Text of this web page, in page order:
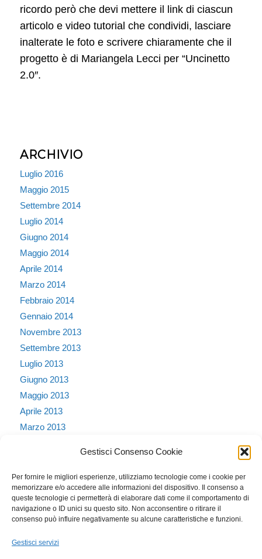
Gestisci Consenso Cookie
Per fornire le migliori esperienze, utilizziamo tecnologie come i cookie per
memorizzare e/o accedere alle informazioni del dispositivo. Il consenso a
queste tecnologie ci permetterà di elaborare dati come il comportamento di
navigazione o ID unici su questo sito. Non acconsentire o ritirare il
consenso può influire negativamente su alcune caratteristiche e funzioni.
Gestisci servizi
ricordo però che devi mettere il link di ciascun
articolo e video tutorial che condividi, lasciare
inalterate le foto e scrivere chiaramente che il
progetto è di Mariangela Lecci per “Uncinetto
2.0″.
ARCHIVIO
Luglio 2016
Maggio 2015
Settembre 2014
Luglio 2014
Giugno 2014
Maggio 2014
Aprile 2014
Marzo 2014
Febbraio 2014
Gennaio 2014
Novembre 2013
Settembre 2013
Luglio 2013
Giugno 2013
Maggio 2013
Aprile 2013
Marzo 2013
Dicembre 2012
Ottobre 2011
Dicembre 2010
Novembre 2010
Settembre 2010